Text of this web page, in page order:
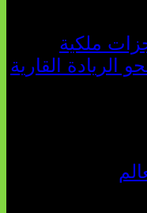
ملكية
الريادة القارية